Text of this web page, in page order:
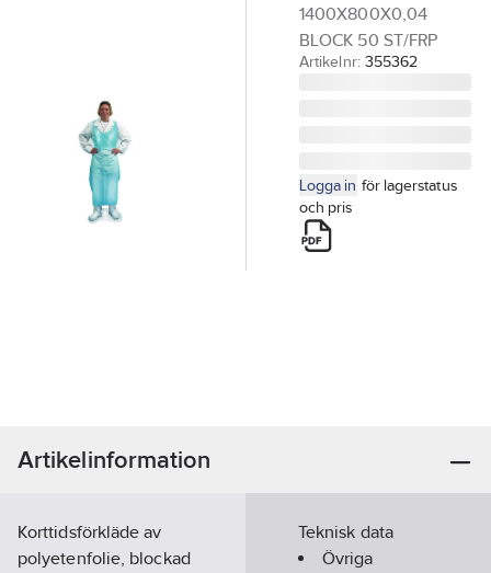
1400X800X0,04
BLOCK 50 ST/FRP
Artikelnr: 355362
Logga in för lagerstatus
och pris
Artikelinformation
Korttidsförkläde av
polyetenfolie, blockad
Teknisk data
Övriga